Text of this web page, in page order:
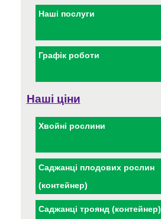
Наші послуги
Графік роботи
Наші ціни
Хвойні рослини
Саджанці плодових рослин
(контейнер)
Саджанці троянд (контейнер)